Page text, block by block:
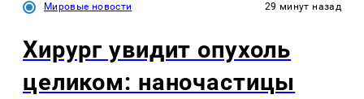
Мировые новости 29 минут назад
Хирург увидит опухоль
целиком: наночастицы